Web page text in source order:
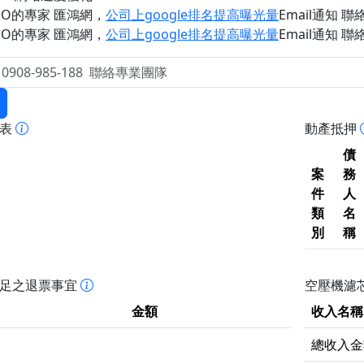
的專家 匯鴻網 ， 公司上google排名提高曝光量Email通知 聯
的專家 匯鴻網 ， 公司上google排名提高曝光量Email通知 聯
動產抵押
案
件
類
別
債
務
人
名
稱
之退票事宜
金額
空壓機濾
收入名稱
總收入